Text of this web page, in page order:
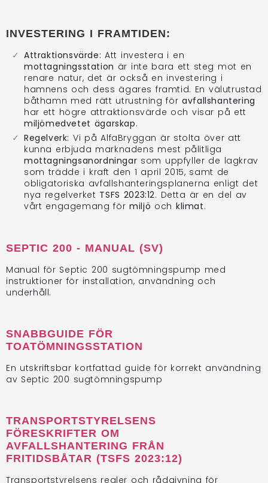
INVESTERING I FRAMTIDEN:
Attraktionsvärde: Att investera i en
mottagningsstation är inte bara ett steg mot en
renare natur, det är också en investering i
hamnens och dess ägares framtid. En välutrustad
båthamn med rätt utrustning föravfallshantering
har ett högre attraktionsvärde och visar på ett
miljömedvetet ägarskap.
Regelverk: Vi på AlfaBryggan är stolta över att
kunna erbjuda marknadens mest pålitliga
mottagningsanordningar som uppfyller de lagkrav
som trädde i kraft den 1 april 2015, samt de
obligatoriska avfallshanteringsplanerna enligt det
nya regelverket TSFS 2023:12. Detta är en del av
vårt engagemang förmiljö ochklimat.
SEPTIC 200 - MANUAL (SV)
Manual för Septic 200 sugtömningspump med
instruktioner för installation, användning och
underhåll.
SNABBGUIDE FÖR
TOATÖMNINGSSTATION
En utskriftsbar kortfattad guide för korrekt användning
av Septic 200 sugtömningspump
TRANSPORTSTYRELSENS
FÖRESKRIFTER OM
AVFALLSHANTERING FRÅN
FRITIDSBÅTAR (TSFS 2023:12)
Transportstyrelsens regler och rådgivning för